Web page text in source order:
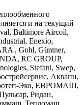
и на текущий
Baltimore Aircoil,
Enexio,
, Gohl, Güntner,
RC GROUP,
Stefani, Swep,
Акванн,
Эко, ЕВРОМАШ,
Ридан,
Тепломаш,